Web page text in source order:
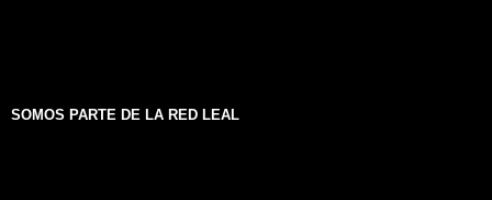
SOMOS PARTE DE LA RED LEAL